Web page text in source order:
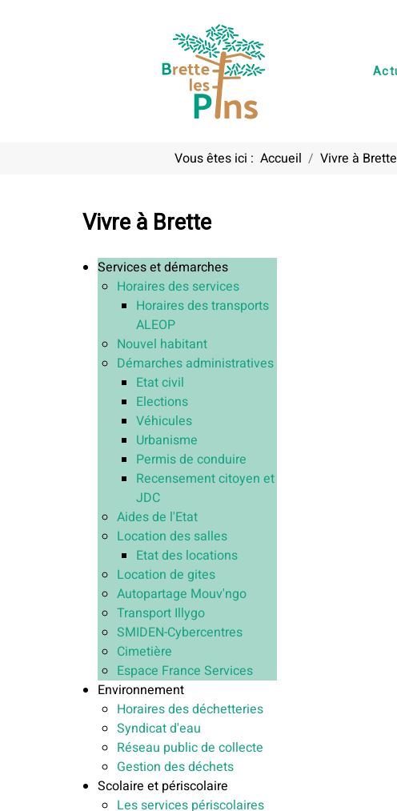
Vous êtes ici : Accueil Vivre à Brette
Vivre à Brette
Services et démarches
Horaires des services
Horaires des transports
ALEOP
Nouvel habitant
Démarches administratives
Etat civil
Elections
Véhicules
Urbanisme
Permis de conduire
Recensement citoyen et
JDC
Aides de l'Etat
Location des salles
Etat des locations
Location de gites
Autopartage Mouv'ngo
Transport Illygo
SMIDEN-Cybercentres
Cimetière
Espace France Services
Environnement
Horaires des déchetteries
Syndicat d'eau
Réseau public de collecte
Gestion des déchets
Scolaire et périscolaire
Les services périscolaires